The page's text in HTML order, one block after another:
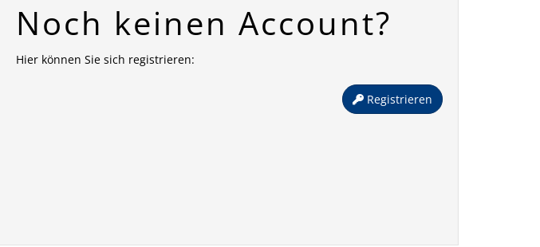
Noch keinen Account?
Hier können Sie sich registrieren:
Registrieren